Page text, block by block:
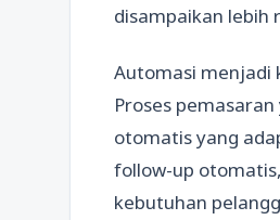
disampaikan lebih
Automasi menjadi
Proses
otomatis yang
follow-up
kebutuhan